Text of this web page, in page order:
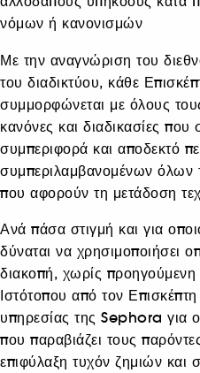
νόμων ή κανονισμών
Με την αναγνώριση του
του διαδικτύου, κάθε
συμμορφώνεται με όλους
κανόνες και διαδικασίες που
συμπεριφορά και αποδεκτό
συμπεριλαμβανομένων
που αφορούν τη μετάδοση
Ανά πάσα στιγμή και για
δύναται να χρησιμοποιήσει
διακοπή, χωρίς
Ιστότοπου από τον
υπηρεσίας της Sephora για
που παραβιάζει τους
επιφύλαξη τυχόν ζημιών